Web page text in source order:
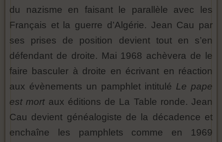
du nazisme en faisant le parallèle avec les
Français et la guerre d’Algérie. Jean Cau par
ses prises de position devient tout en s’en
défendant de droite. Mai 1968 achèvera de le
faire basculer à droite en écrivant en réaction
aux évènements un pamphlet intitulé Le pape
est mortaux éditions de La Table ronde. Jean
Cau devient généalogiste de la décadence et
enchaîne les pamphlets comme en 1969